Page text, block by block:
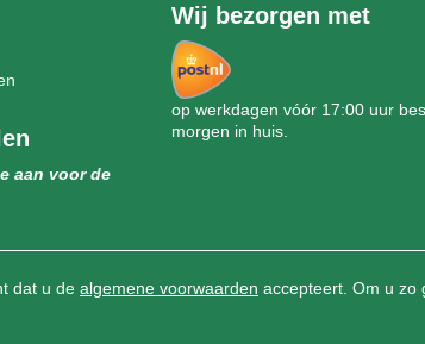
aan voor de
Wij bezorgen met
op werkdagen vóór 17:00 uur
morgen in huis.
dat u de algemene voorwaarden accepteert. Om u zo